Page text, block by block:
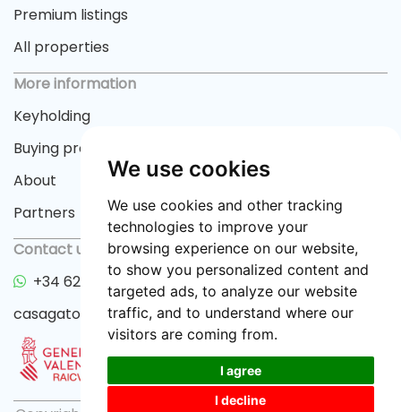
We use cookies
We use cookies and other tracking
technologies to improve your
browsing experience on our website,
to show you personalized content and
targeted ads, to analyze our website
traffic, and to understand where our
visitors are coming from.
I agree
I decline
Premium listings
All properties
More information
Keyholding
Buying process
About
Partners
Contact us
+34 622 33 55 82
casagator@gmail.com